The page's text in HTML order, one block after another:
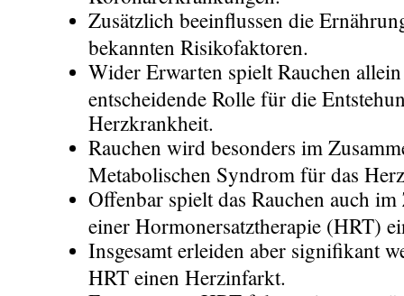
Zusätzlich beeinflussen die
bekannten Risikofaktoren.
Wider Erwarten spielt Rauchen
entscheidende Rolle für die
Herzkrankheit.
Rauchen wird besonders im
Metabolischen Syndrom für das
Offenbar spielt das Rauchen auch
einer Hormonersatztherapie (HRT)
Insgesamt erleiden aber signifikant
HRT einen Herzinfarkt.